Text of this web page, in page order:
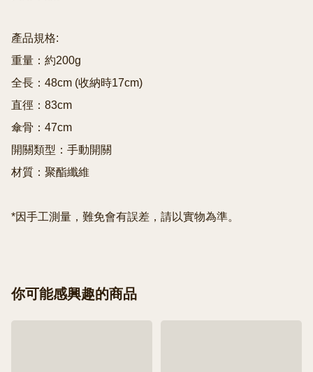
產品規格:
重量：約200g
全長：48cm (收納時17cm)
直徑：83cm
傘骨：47cm
開關類型：手動開關
材質：聚酯纖維
你可能感興趣的商品